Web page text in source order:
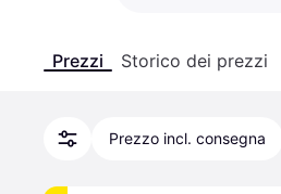
Prezzi Storico dei prezzi
Prezzo incl. consegna